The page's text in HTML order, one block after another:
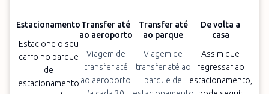
Estacionamento
Estacione o seu
carro no parque
de
estacionamento
Transfer até
ao aeroporto
Viagem de
transfer até
ao aeroporto
Transfer até
ao parque
Viagem de
transfer até ao
parque de
De volta a
casa
Assim que
regressar ao
estacionamento,